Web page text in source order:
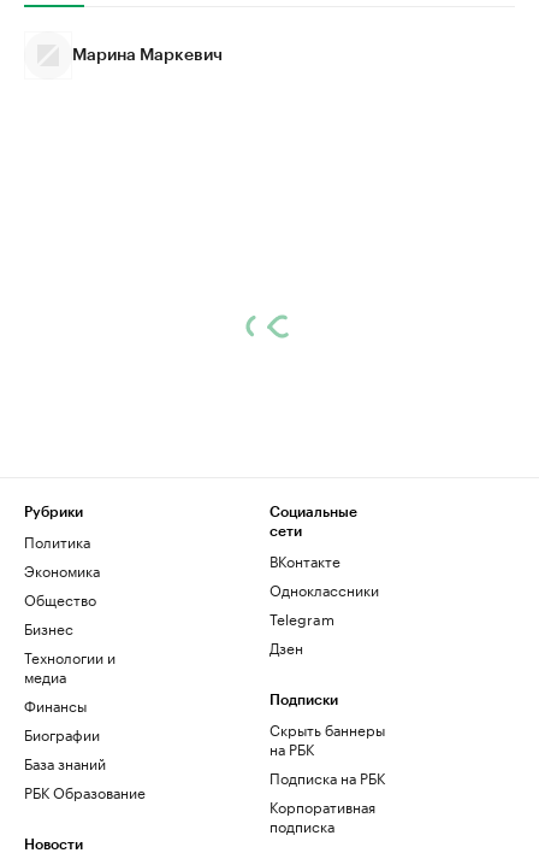
Марина Маркевич
Рубрики
Политика
Экономика
Общество
Бизнес
Технологии и
медиа
Финансы
Биографии
База знаний
РБК Образование
Новости
Социальные
сети
ВКонтакте
Одноклассники
Telegram
Дзен
Подписки
Скрыть баннеры
на РБК
Подписка на РБК
Корпоративная
подписка